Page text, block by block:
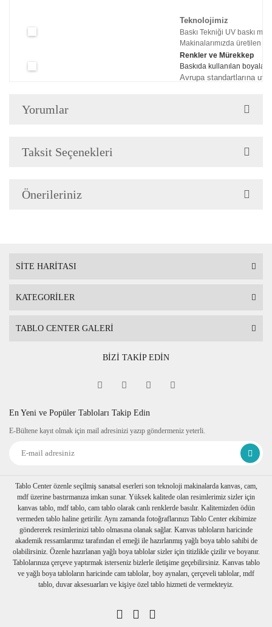
Teknolojimiz
Baskı Tekniği UV baskı
Makinalarımızda üretilen
Renkler ve Mürekkep
Baskıda kullanılan
Avrupa standartlarına
Çerçeveli Tablolarınız
Yorumlar
Taksit Seçenekleri
Önerileriniz
SİTE HARİTASI
KATEGORİLER
TABLO CENTER GALERİ
BİZİ TAKİP EDİN
En Yeni ve Popüler Tabloları Takip Edin
E-Bültene kayıt olmak için mail adresinizi yazıp göndermeniz yeterli.
Tablo Center özenle seçilmiş sanatsal eserleri son teknoloji makinalarda kanvas, cam,
mdf üzerine bastırmanıza imkan sunar. Yüksek kalitede olan resimlerimiz sizler için
kanvas tablo, mdf tablo, cam tablo olarak canlı renklerde basılır. Kalitemizden ödün
vermeden tablo haline getirilir. Aynı zamanda fotoğraflarınızı Tablo Center ekibimize
göndererek resimlerinizi tablo olmasına olanak sağlar. Kanvas tabloların haricinde
akademik ressamlarımız tarafından el emeği ile hazırlanmış yağlı boya tablo sahibi de
olabilirsiniz. Özenle hazırlanan yağlı boya tablolar sizler için titizlikle çizilir ve boyanır.
Tablolarınıza çerçeve yaptırmak isterseniz bizlerle iletişime geçebilirsiniz. Kanvas tablo
ve yağlı boya tabloların haricinde cam tablolar, boy aynaları, çerçeveli tablolar, mdf
tablo, duvar aksesuarları ve kişiye özel tablo hizmeti de vermekteyiz.